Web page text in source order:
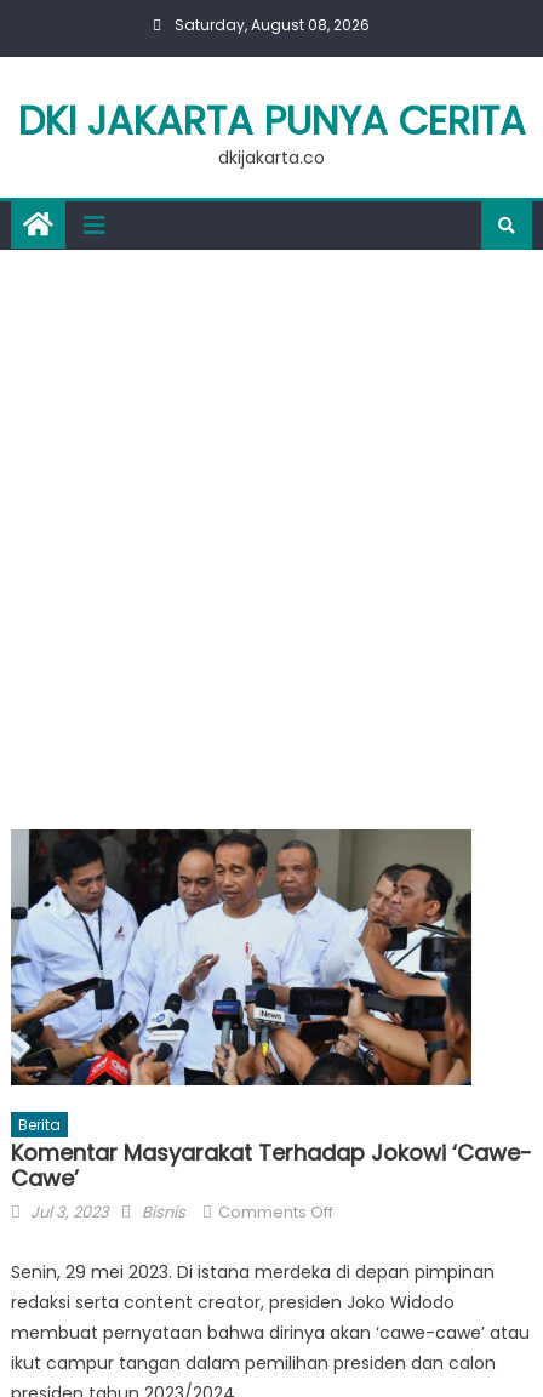
Saturday, August 08, 2026
DKI JAKARTA PUNYA CERITA
dkijakarta.co
Berita
Komentar Masyarakat Terhadap Jokowi ‘Cawe-
Cawe’
Posted
Jul 3, 2023 Author
Bisnis Comments Offon
Masyarakat
Terhadap
Jokowi
Cawe’
Senin, 29 mei 2023. Di istana merdeka di depan pimpinan
redaksi serta content creator, presiden Joko Widodo
membuat pernyataan bahwa dirinya akan ‘cawe-cawe’ atau
ikut campur tangan dalam pemilihan presiden dan calon